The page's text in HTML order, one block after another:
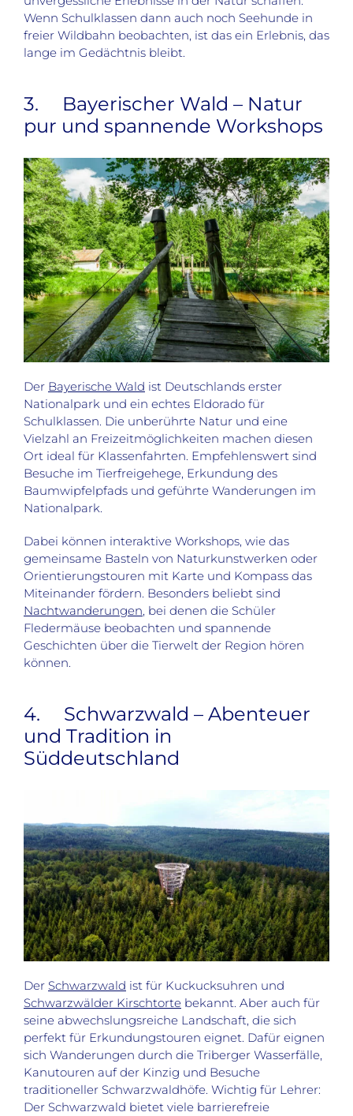
Wenn Schulklassen dann auch noch Seehunde in
freier Wildbahn beobachten, ist das ein Erlebnis, das
lange im Gedächtnis bleibt.
3. Bayerischer Wald – Natur
pur und spannende Workshops
Der Bayerische Wald ist Deutschlands erster
Nationalpark und ein echtes Eldorado für
Schulklassen. Die unberührte Natur und eine
Vielzahl an Freizeitmöglichkeiten machen diesen
Ort ideal für Klassenfahrten. Empfehlenswert sind
Besuche im Tierfreigehege, Erkundung des
Baumwipfelpfads und geführte Wanderungen im
Nationalpark.
Dabei können interaktive Workshops, wie das
gemeinsame Basteln von Naturkunstwerken oder
Orientierungstouren mit Karte und Kompass das
Miteinander fördern. Besonders beliebt sind
Nachtwanderungen, bei denen die Schüler
Fledermäuse beobachten und spannende
Geschichten über die Tierwelt der Region hören
können.
4. Schwarzwald – Abenteuer
und Tradition in
Süddeutschland
Der Schwarzwald ist für Kuckucksuhren und
Schwarzwälder Kirschtortebekannt. Aber auch für
seine abwechslungsreiche Landschaft, die sich
perfekt für Erkundungstouren eignet. Dafür eignen
sich Wanderungen durch die Triberger Wasserfälle,
Kanutouren auf der Kinzig und Besuche
traditioneller Schwarzwaldhöfe. Wichtig für Lehrer:
Der Schwarzwald bietet viele barrierefreie